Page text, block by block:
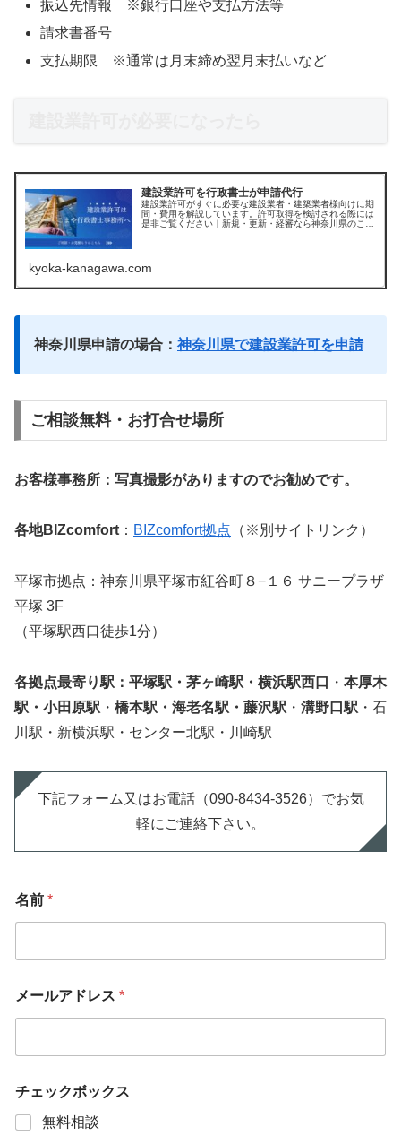
振込先情報 ※銀行口座や支払方法等
請求書番号
支払期限 ※通常は月末締め翌月末払いなど
建設業許可を行政書士が申請代行
建設業許可がすぐに必要な建設業者・建築業者様向けに期
間・費用を解説しています。許可取得を検討される際には
是非ご覧ください｜新規・更新・経審なら神奈川県のこま
kyoka-kanagawa.com
神奈川県申請の場合： 神奈川県で建設業許可を申請
ご相談無料・お打合せ場所
お客様事務所：写真撮影がありますのでお勧めです。
各地BIZcomfort ： BIZcomfort拠点 （※別サイトリンク）
平塚市拠点：神奈川県平塚市紅谷町８−１６ サニープラザ
平塚 3F
（平塚駅西口徒歩1分）
各拠点最寄り駅：平塚駅・茅ヶ崎駅・横浜駅西口 ・ 本厚木
駅・小田原駅 ・ 橋本駅・海老名駅・藤沢駅 ・ 溝野口駅 ・石
川駅・新横浜駅・センター北駅・川崎駅
下記フォーム又はお電話（090-8434-3526）でお気
軽にご連絡下さい。
名前 *
メールアドレス *
チェックボックス
無料相談